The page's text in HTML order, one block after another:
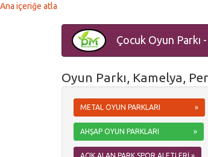
Ana içeriğe atla
Çocuk Oyun Parkı
Oyun Parkı, Kamelya,
METAL OYUN PARKLARI »
AHŞAP OYUN PARKLARI »